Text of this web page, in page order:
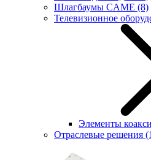
Шлагбаумы CAME (8)
Телевизионное
Элементы
Отраслевые решения